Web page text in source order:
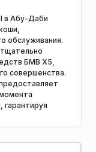
в Абу-Даби
обслуживания.
БМВ Х5,
совершенства.
гарантируя